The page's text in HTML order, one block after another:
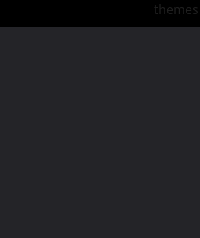
themes